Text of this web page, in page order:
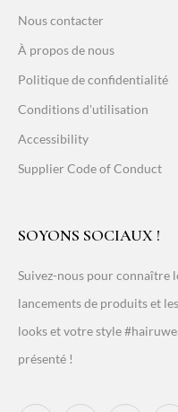
Nous contacter
À propos de nous
Politique de confidentialité
Conditions d'utilisation
Accessibility
Supplier Code of Conduct
SOYONS SOCIAUX !
Suivez-nous pour connaître
lancements de produits et
looks et votre style
présenté !